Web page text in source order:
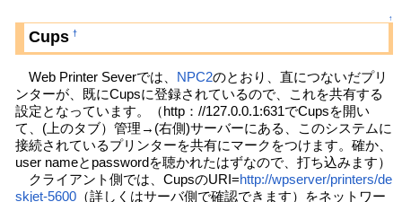
↑
Cups †
Web Printer Severでは、 NPC2のとおり、直につないだプリ
ンターが、既にCupsに登録されているので、これを共有する
設定となっています。（http：//127.0.0.1:631でCupsを開い
て、(上のタブ）管理→(右側)サーバーにある、このシステムに
接続されているプリンターを共有にマークをつけます。確か、
user nameとpasswordを聴かれたはずなので、打ち込みます）
クライアント側では、CupsのURI=http://wpserver/printers/de
skjet-5600（詳しくはサーバ側で確認できます）をネットワー